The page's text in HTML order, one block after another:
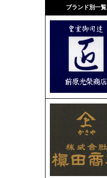
ブランド別一覧